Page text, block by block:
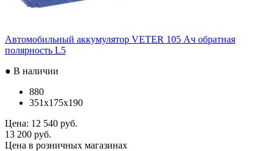
Автомобильный аккумулятор VETER 105 Ач обратная
полярность L5
● В наличии
880
351x175x190
Цена: 12 540 руб.
13 200 руб.
Цена в розничных магазинах